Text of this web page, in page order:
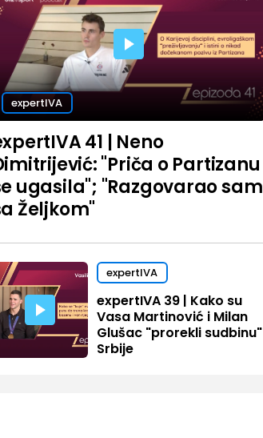
expertIVA
41 | Neno
"Priča o Partizanu
ugasila"; "Razgovarao sam
Željkom"
expertIVA
expertIVA 39 | Kako su
Vasa Martinović i Milan
Glušac "prorekli sudbinu"
Srbije